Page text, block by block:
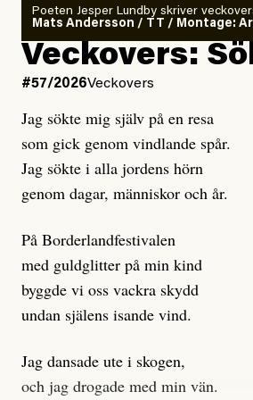
rekryteras och vad hon möter i den
Kuhn och Sassarinis-McGowan
Dagens ETC arbetar med
klickbete är inte intressant för
Journalistiken är låst. En klatschig
gör förhoppningsvis att en nyfiken
prenumeration, men den avslutas
dessa granskningar på olika källor,
en mängd intervjupersoner,
möjlighet att bemöta för såväl
engagera sig i Palestinarörelsen
grupper där Säpo-resursen samlade
Researchen är grundlig.
Poeten Jesper Lundby skriver
Mats Andersson / TT / Montage:
Veckovers:
#57/2026Veckovers
Jag sökte mig själv på en resa
som gick genom vindlande spår.
Jag sökte i alla jordens hörn
genom dagar, människor och år.
På Borderlandfestivalen
med guldglitter på min kind
byggde vi oss vackra skydd
undan själens isande vind.
Jag dansade ute i skogen,
och jag drogade med min vän.